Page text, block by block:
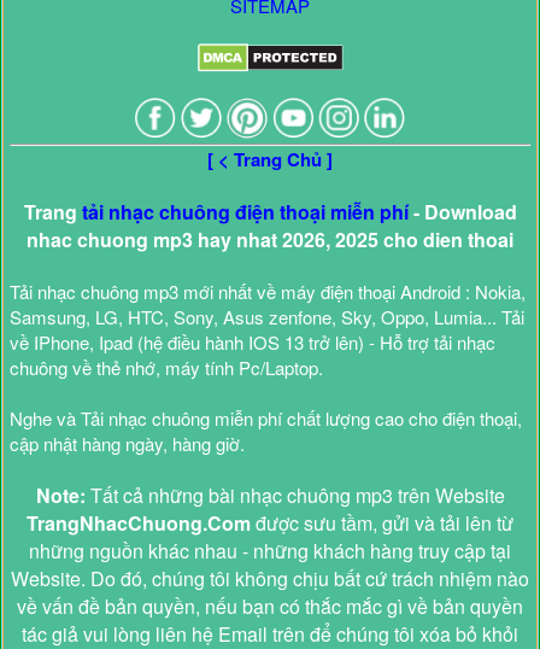
SITEMAP
[ < Trang Chủ ]
Trang tải nhạc chuông điện thoại miễn phí- Download
nhac chuong mp3 hay nhat 2026, 2025 cho dien thoai
Tải nhạc chuông mp3 mới nhất về máy điện thoại Android : Nokia,
Samsung, LG, HTC, Sony, Asus zenfone, Sky, Oppo, Lumia... Tải
về IPhone, Ipad (hệ điều hành IOS 13 trở lên) - Hỗ trợ tải nhạc
chuông về thẻ nhớ, máy tính Pc/Laptop.
Nghe và Tải nhạc chuông miễn phí chất lượng cao cho điện thoại,
cập nhật hàng ngày, hàng giờ.
Note: Tất cả những bài nhạc chuông mp3 trên Website
TrangNhacChuong.Comđược sưu tầm, gửi và tải lên từ
những nguồn khác nhau - những khách hàng truy cập tại
Website. Do đó, chúng tôi không chịu bất cứ trách nhiệm nào
về vấn đề bản quyền, nếu bạn có thắc mắc gì về bản quyền
tác giả vui lòng liên hệ Email trên để chúng tôi xóa bỏ khỏi